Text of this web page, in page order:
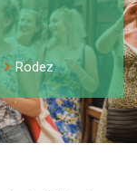
Rodez